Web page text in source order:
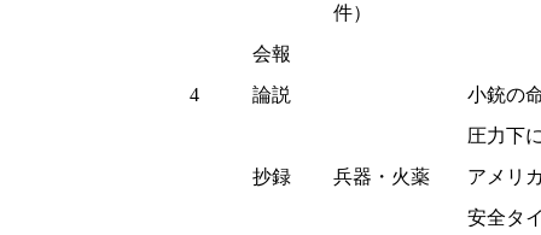
件）
会報
4
論説
小銃の
圧力下
抄録
兵器・火薬
アメリ
安全タ